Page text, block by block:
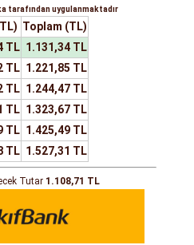
tarafından uygulanmaktadır
Toplam (TL)
TL 1.131,34 TL
TL 1.221,85 TL
TL 1.244,47 TL
TL 1.323,67 TL
TL 1.425,49 TL
TL 1.527,31 TL
Tutar 1.108,71 TL